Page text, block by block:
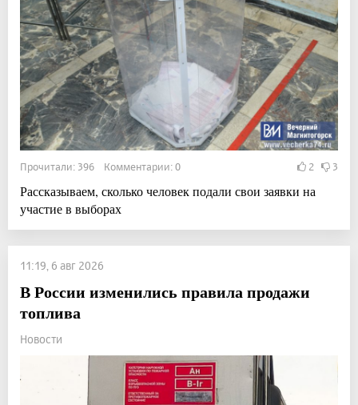
Прочитали: 396 Комментарии: 0 2 3
Рассказываем, сколько человек подали свои заявки на
участие в выборах
11:19, 6 авг 2026
В России изменились правила продажи
топлива
Новости